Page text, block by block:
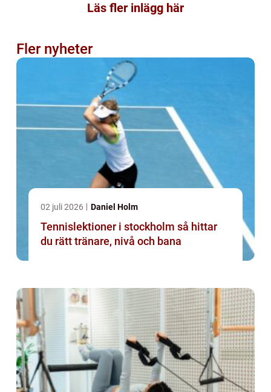
Läs fler inlägg här
Fler nyheter
02 juli 2026 Daniel Holm
Tennislektioner i stockholm så hittar
du rätt tränare, nivå och bana